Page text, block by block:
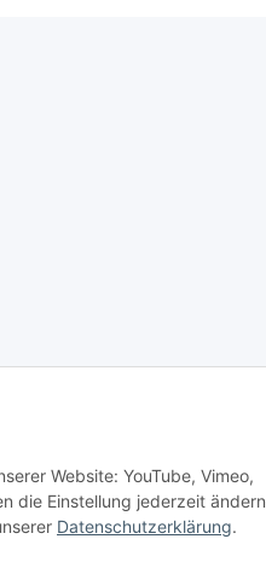
Website: YouTube, Vimeo,
die Einstellung jederzeit ändern
Datenschutzerklärung.